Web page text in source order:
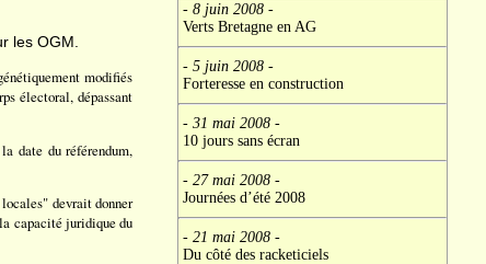
les OGM.
modifiés
électoral, dépassant
date du référendum,
devrait donner
capacité juridique du
- 8 juin 2008-
Verts Bretagne en AG
- 5 juin 2008-
Forteresse en construction
- 31 mai 2008-
10 jours sans écran
- 27 mai 2008-
Journées d’été 2008
- 21 mai 2008-
Du côté des racketiciels